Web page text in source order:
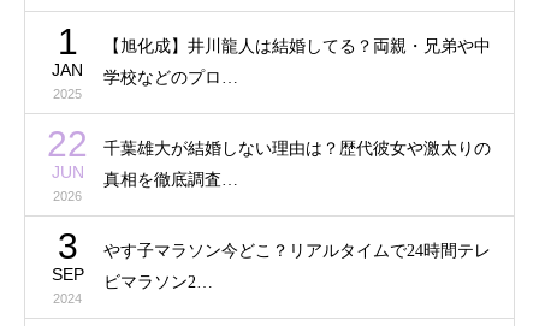
1
JAN
2025
【旭化成】井川龍人は結婚してる？両親・兄弟や中
学校などのプロ…
22
JUN
2026
千葉雄大が結婚しない理由は？歴代彼女や激太りの
真相を徹底調査…
3
SEP
2024
やす子マラソン今どこ？リアルタイムで24時間テレ
ビマラソン2…